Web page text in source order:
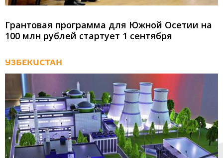
Грантовая программа для Южной Осетии на
100 млн рублей стартует 1 сентября
УЗБЕКИСТАН